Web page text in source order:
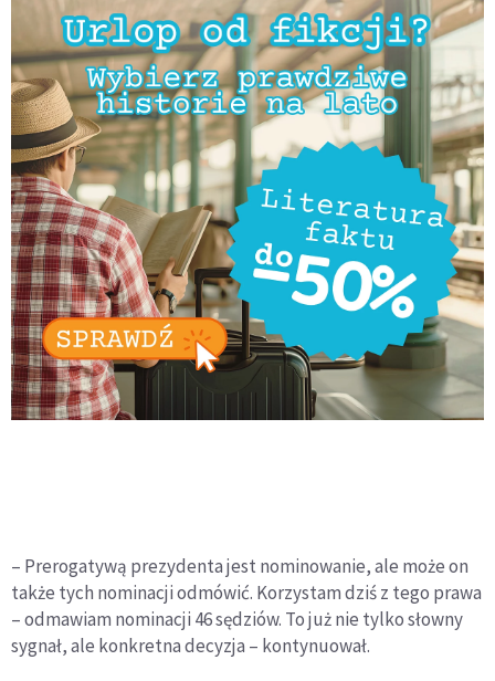
– Prerogatywą prezydenta jest nominowanie, ale może on
także tych nominacji odmówić. Korzystam dziś z tego prawa
– odmawiam nominacji 46 sędziów. To już nie tylko słowny
sygnał, ale konkretna decyzja – kontynuował.